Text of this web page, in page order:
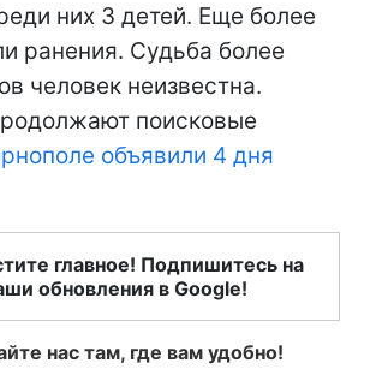
них 3 детей. Еще более
ранения. Судьба более
человек неизвестна.
поисковые
объявили 4 дня
главное! Подпишитесь на
обновления в Google!
нас там, где вам удобно!